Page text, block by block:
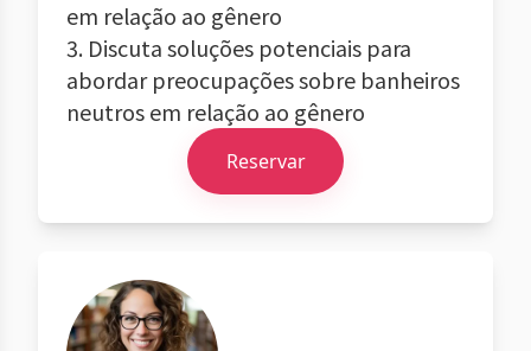
em relação ao gênero
3. Discuta soluções potenciais para
abordar preocupações sobre banheiros
neutros em relação ao gênero
Reservar